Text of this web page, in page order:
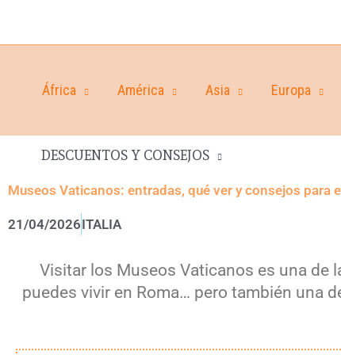
África América Asia Europa
DESCUENTOS Y CONSEJOS
Museos Vaticanos: entradas, qué ver y consejos para
21/04/2026ITALIA
Visitar los Museos Vaticanos es una de
puedes vivir en Roma… pero también una